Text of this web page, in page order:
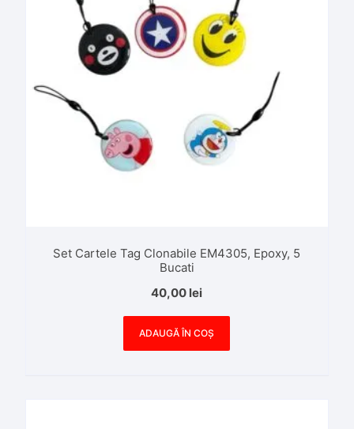
Set Cartele Tag Clonabile EM4305, Epoxy, 5
Bucati
40,00 lei
ADAUGĂ ÎN COȘ